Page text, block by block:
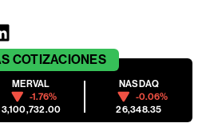
COTIZACIONES
MERVAL
-1.76%
3,100,732.00
NASDAQ
-0.06%
26,348.35